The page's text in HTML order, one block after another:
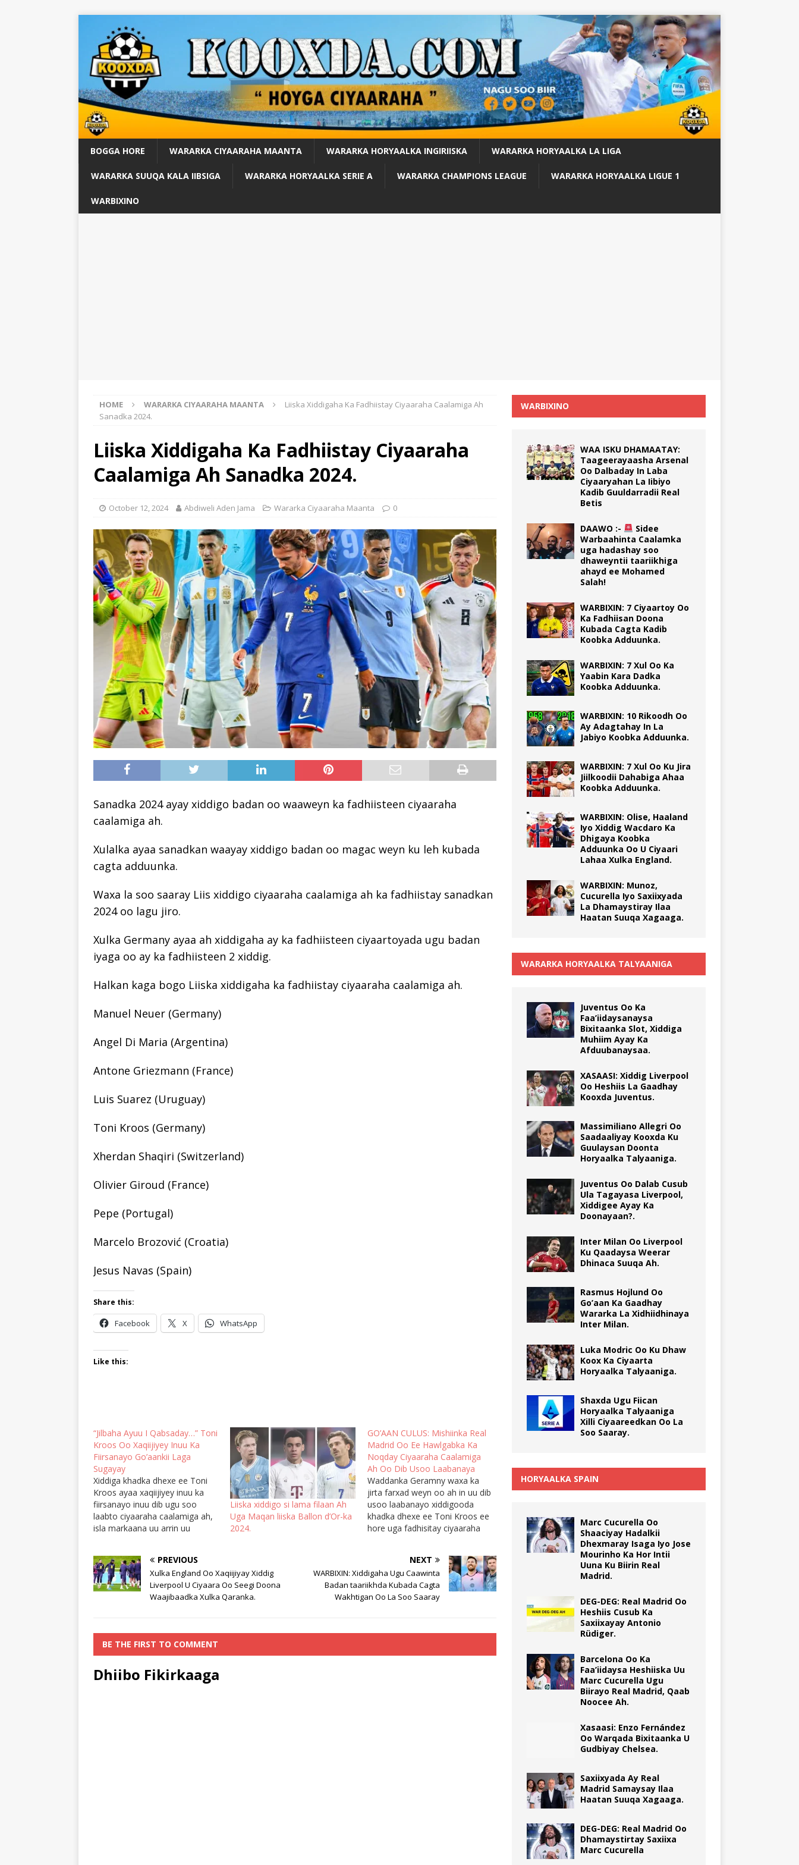
BOGGA HORE WARARKA CIYAARAHA MAANTA WARARKA HORYAALKA INGIRIISKA WARARKA HORYAALKA LA LIGA
WARARKA SUUQA KALA IIBSIGA WARARKA HORYAALKA SERIE A WARARKA CHAMPIONS LEAGUE WARARKA HORYAALKA LIGUE 1
WARBIXINO
HOME WARARKA CIYAARAHA MAANTA
Liiska Xiddigaha Ka Fadhiistay Ciyaaraha Caalamiga Ah
Sanadka 2024.
Liiska Xiddigaha Ka Fadhiistay Ciyaaraha
Caalamiga Ah Sanadka 2024.
October 12, 2024 Abdiweli Aden Jama Wararka Ciyaaraha Maanta 0
Sanadka 2024 ayay xiddigo badan oo waaweyn ka fadhiisteen ciyaaraha
caalamiga ah.
Xulalka ayaa sanadkan waayay xiddigo badan oo magac weyn ku leh kubada
cagta adduunka.
Waxa la soo saaray Liis xiddigo ciyaaraha caalamiga ah ka fadhiistay sanadkan
2024 oo lagu jiro.
Xulka Germany ayaa ah xiddigaha ay ka fadhiisteen ciyaartoyada ugu badan
iyaga oo ay ka fadhiisteen 2 xiddig.
Halkan kaga bogo Liiska xiddigaha ka fadhiistay ciyaaraha caalamiga ah.
Manuel Neuer (Germany)
Angel Di Maria (Argentina)
Antone Griezmann (France)
Luis Suarez (Uruguay)
Toni Kroos (Germany)
Xherdan Shaqiri (Switzerland)
Olivier Giroud (France)
Pepe (Portugal)
Marcelo Brozović (Croatia)
Jesus Navas (Spain)
Share this:
Facebook X WhatsApp
Like this:
“Jilbaha Ayuu I Qabsaday…” Toni
Kroos Oo Xaqiijiyey Inuu Ka
Fiirsanayo Go’aankii Laga
Sugayay
Xiddiga khadka dhexe ee Toni
Kroos ayaa xaqiijiyey inuu ka
fiirsanayo inuu dib ugu soo
laabto ciyaaraha caalamiga ah,
isla markaana uu arrin uu
dib ugu laabto go'aankii uu hore
ugaga fadhiistay u ciyaarista
xulka qarankiisa. Toni Kroos
Liiska xiddigo si lama filaan Ah
Uga Maqan liiska Ballon d’Or-ka
2024.
GO’AAN CULUS: Mishiinka Real
Madrid Oo Ee Hawlgabka Ka
Noqday Ciyaaraha Caalamiga
Ah Oo Dib Usoo Laabanaya
Waddanka Geramny waxa ka
jirta farxad weyn oo ah in uu dib
usoo laabanayo xiddigooda
khadka dhexe ee Toni Kroos ee
hore uga fadhisitay ciyaaraha
laabto xulkiisa oo uu u ciyaaro
tartanka Euro 2024 ee lagu
qabanayo dalkiisa. Toni Kroos…
PREVIOUS
Xulka England Oo Xaqiijiyay Xiddig
Liverpool U Ciyaara Oo Seegi Doona
Waajibaadka Xulka Qaranka.
NEXT
WARBIXIN: Xiddigaha Ugu Caawinta
Badan taariikhda Kubada Cagta
Wakhtigan Oo La Soo Saaray
BE THE FIRST TO COMMENT
Dhiibo Fikirkaaga
WARBIXINO
WAA ISKU DHAMAATAY:
Taageerayaasha Arsenal
Oo Dalbaday In Laba
Ciyaaryahan La Iibiyo
Kadib Guuldarradii Real
Betis
DAAWO :-
Sidee
Warbaahinta Caalamka
uga hadashay soo
dhaweyntii taariikhiga
ahayd ee Mohamed
Salah!
WARBIXIN: 7 Ciyaartoy Oo
Ka Fadhiisan Doona
Kubada Cagta Kadib
Koobka Adduunka.
WARBIXIN: 7 Xul Oo Ka
Yaabin Kara Dadka
Koobka Adduunka.
WARBIXIN: 10 Rikoodh Oo
Ay Adagtahay In La
Jabiyo Koobka Adduunka.
WARBIXIN: 7 Xul Oo Ku Jira
Jiilkoodii Dahabiga Ahaa
Koobka Adduunka.
WARBIXIN: Olise, Haaland
Iyo Xiddig Wacdaro Ka
Dhigaya Koobka
Adduunka Oo U Ciyaari
Lahaa Xulka England.
WARBIXIN: Munoz,
Cucurella Iyo Saxiixyada
La Dhamaystiray Ilaa
Haatan Suuqa Xagaaga.
WARARKA HORYAALKA TALYAANIGA
Juventus Oo Ka
Faa’iidaysanaysa
Bixitaanka Slot, Xiddiga
Muhiim Ayay Ka
Afduubanaysaa.
XASAASI: Xiddig Liverpool
Oo Heshiis La Gaadhay
Kooxda Juventus.
Massimiliano Allegri Oo
Saadaaliyay Kooxda Ku
Guulaysan Doonta
Horyaalka Talyaaniga.
Juventus Oo Dalab Cusub
Ula Tagayasa Liverpool,
Xiddigee Ayay Ka
Doonayaan?.
Inter Milan Oo Liverpool
Ku Qaadaysa Weerar
Dhinaca Suuqa Ah.
Rasmus Hojlund Oo
Go’aan Ka Gaadhay
Wararka La Xidhiidhinaya
Inter Milan.
Luka Modric Oo Ku Dhaw
Koox Ka Ciyaarta
Horyaalka Talyaaniga.
Shaxda Ugu Fiican
Horyaalka Talyaaniga
Xilli Ciyaareedkan Oo La
Soo Saaray.
HORYAALKA SPAIN
Marc Cucurella Oo
Shaaciyay Hadalkii
Dhexmaray Isaga Iyo Jose
Mourinho Ka Hor Intii
Uuna Ku Biirin Real
Madrid.
DEG-DEG: Real Madrid Oo
Heshiis Cusub Ka
Saxiixayay Antonio
Rüdiger.
Barcelona Oo Ka
Faa’iidaysa Heshiiska Uu
Marc Cucurella Ugu
Biirayo Real Madrid, Qaab
Noocee Ah.
Xasaasi: Enzo Fernández
Oo Warqada Bixitaanka U
Gudbiyay Chelsea.
Saxiixyada Ay Real
Madrid Samaysay Ilaa
Haatan Suuqa Xagaaga.
DEG-DEG: Real Madrid Oo
Dhamaystirtay Saxiixa
Marc Cucurella